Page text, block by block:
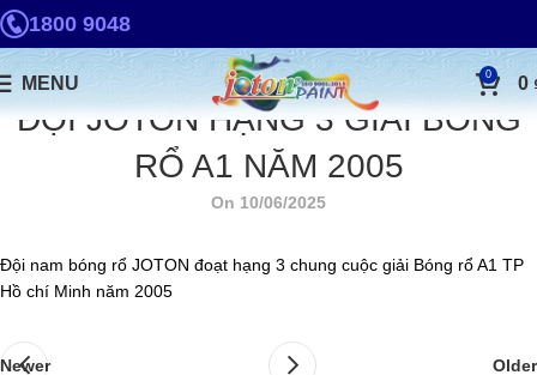
1800 9048
MENU 0 0
ĐỘI JOTON HẠNG 3 GIẢI BÓNG
RỔ A1 NĂM 2005
On 10/06/2025
Đội nam bóng rổ JOTON đoạt hạng 3 chung cuộc giải Bóng rổ A1 TP
Hồ chí Minh năm 2005
Newer Older